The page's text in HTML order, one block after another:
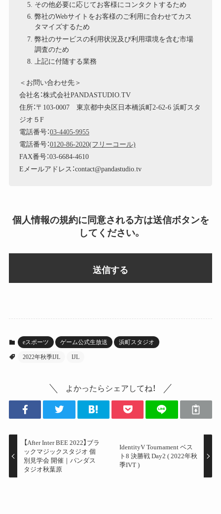
その他必要に応じてお客様にコンタクトするため
弊社のWebサイトをお客様のご利用に合わせてカス
タマイズするため
弊社のサービスの利用状況及び利用環境を含む市場
調査のため
上記に付随する業務
＜お問い合わせ先＞
会社名：株式会社PANDASTUDIO.TV
住所：〒103-0007 東京都中央区日本橋浜町2-62-6 浜町スタ
ジオ５F
電話番号：03-4405-9955
電話番号：0120-86-2020(フリーコール)
FAX番号：03-6684-4610
Eメールアドレス：contact@pandastudio.tv
個人情報の規約に同意される方は送信ボタンを
してください。
eスポーツ ゲーム公式生放送 浜町スタジオ
2022年秋季IJL IJL
よかったらシェアしてね！
【After Inter BEE 2022】ブラ
ックマジックスタジオ 個
別見学会 開催｜パンダス
タジオ秋葉原
IdentityV Tournament ベス
ト8 決勝戦 Day2 ( 2022年秋
季IVT )